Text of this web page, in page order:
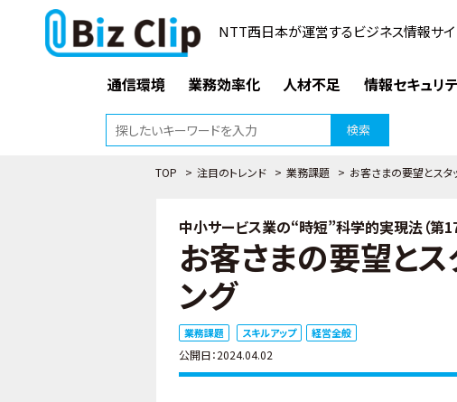
NTT西日本が運営するビジネス情報サイ
通信環境 業務効率化 人材不足 情報セキュリ
検索
TOP > 注目のトレンド > 業務課題 > お客さまの要望とスタ
中小サービス業の“時短”科学的実現法（第17
お客さまの要望と
ング
業務課題 スキルアップ 経営全般
公開日：2024.04.02